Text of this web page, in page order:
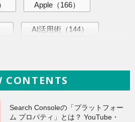
Apple （166）
AI活用術 （144）
ガジェット（134）
（131）
CONTENTS
Search Consoleの「プラットフォー
ム プロパティ」とは？ YouTube・